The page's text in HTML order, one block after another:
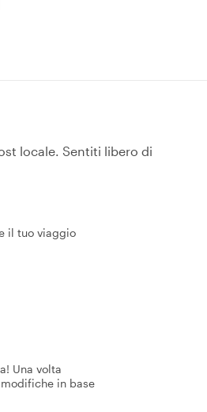
locale. Sentiti libero di
il tuo viaggio
Una volta
in base